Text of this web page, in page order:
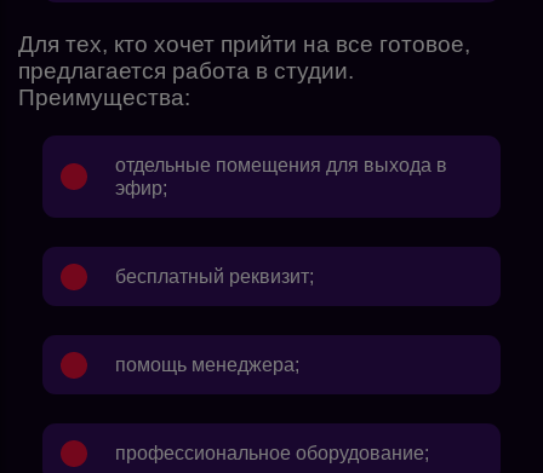
Для тех, кто хочет прийти на все готовое,
предлагается работа в студии.
Преимущества:
отдельные помещения для выхода в
эфир;
бесплатный реквизит;
помощь менеджера;
профессиональное оборудование;